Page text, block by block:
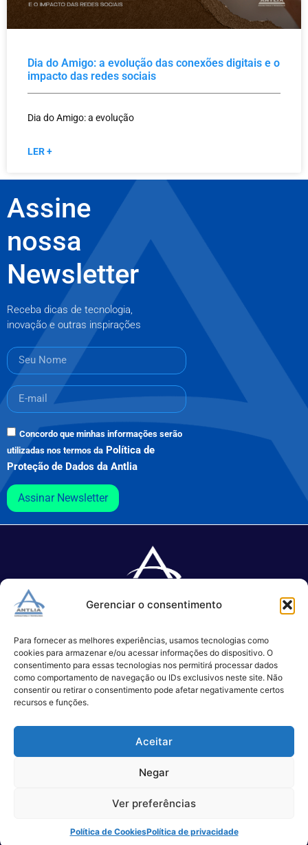
Gerenciar o consentimento
Para fornecer as melhores experiências, usamos tecnologias como
cookies para armazenar e/ou acessar informações do dispositivo. O
consentimento para essas tecnologias nos permitirá processar dados
como comportamento de navegação ou IDs exclusivos neste site. Não
consentir ou retirar o consentimento pode afetar negativamente certos
recursos e funções.
Aceitar
Negar
Ver preferências
Política de CookiesPolítica de privacidade
Dia do Amigo: a evolução das conexões digitais e o
impacto das redes sociais
Dia do Amigo: a evolução
LER +
Assine
nossa
Newsletter
Receba dicas de tecnologia,
inovação e outras inspirações
Concordo que minhas informações serão
utilizadas nos termos da Política de
Proteção de Dados da Antlia
Assinar Newsletter
TI.
(11) 3017-0999
São Paulo
Alameda Campinas, 1100 – 3°Andar,